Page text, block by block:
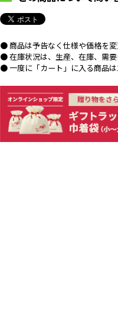
● 商品は予告なく仕様や価格を変
● 在庫状況は、生産、在庫、需要
● 一度に「カート」に入る商品は